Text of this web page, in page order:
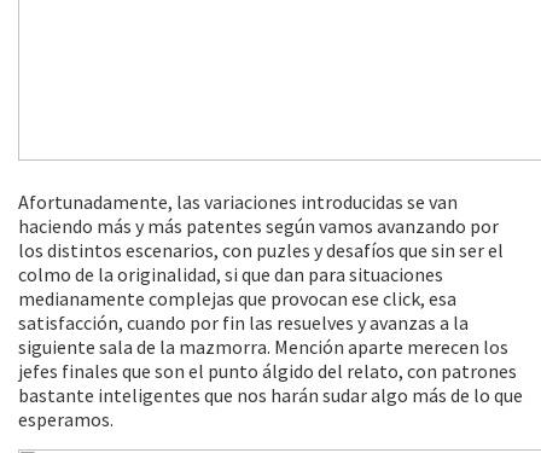
Afortunadamente, las variaciones introducidas se van
haciendo más y más patentes según vamos avanzando por
los distintos escenarios, con puzles y desafíos que sin ser el
colmo de la originalidad, si que dan para situaciones
medianamente complejas que provocan ese click, esa
satisfacción, cuando por fin las resuelves y avanzas a la
siguiente sala de la mazmorra. Mención aparte merecen los
jefes finales que son el punto álgido del relato, con patrones
bastante inteligentes que nos harán sudar algo más de lo que
esperamos.